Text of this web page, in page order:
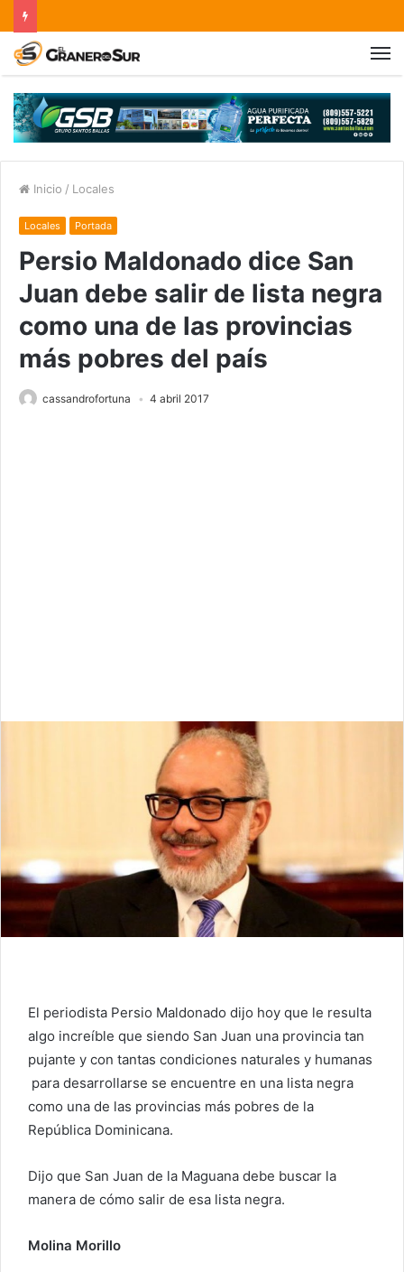
Inicio / Locales
Locales Portada
Persio Maldonado dice San
Juan debe salir de lista negra
como una de las provincias
más pobres del país
cassandrofortuna 4 abril 2017
El periodista Persio Maldonado dijo hoy que le resulta
algo increíble que siendo San Juan una provincia tan
pujante y con tantas condiciones naturales y humanas
para desarrollarse se encuentre en una lista negra
como una de las provincias más pobres de la
República Dominicana.
Dijo que San Juan de la Maguana debe buscar la
manera de cómo salir de esa lista negra.
Molina Morillo